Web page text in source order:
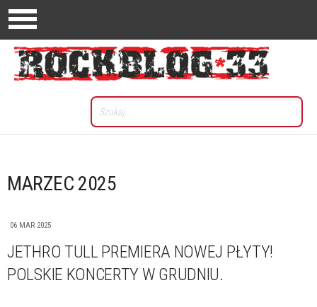
MARZEC 2025
06 MAR 2025
JETHRO TULL PREMIERA NOWEJ PŁYTY!
POLSKIE KONCERTY W GRUDNIU.